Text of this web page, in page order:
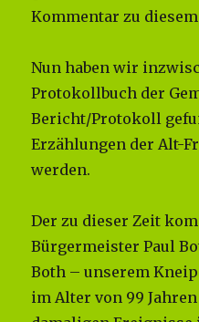
Kommentar zu
Nun haben wir
Protokollbuch der
Bericht/Protokoll
Erzählungen der Alt-
werden.
Der zu dieser Zeit
Bürgermeister Paul
Both – unserem
im Alter von 99